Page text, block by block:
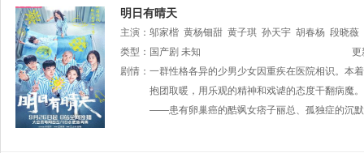
明日有晴天
主演： 邬家楷 黄杨钿甜 黄子琪 孙天宇 胡春杨 段晓薇
王柠 李晟烨
类型： 国产剧 未知
更
剧情： 一群性格各异的少男少女因重疾在医院相识。本
抱团取暖，用乐观的精神和戏谑的态度干翻病魔
——患有卵巢癌的酷飒女痞子丽总、孤独症的沉